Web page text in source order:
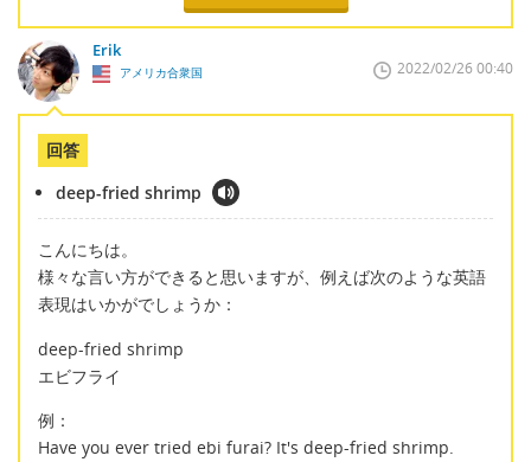
Erik
アメリカ合衆国 2022/02/26 00:40
回答
deep-fried shrimp
こんにちは。
様々な言い方ができると思いますが、例えば次のような英語
表現はいかがでしょうか：
deep-fried shrimp
エビフライ
例：
Have you ever tried ebi furai? It's deep-fried shrimp.